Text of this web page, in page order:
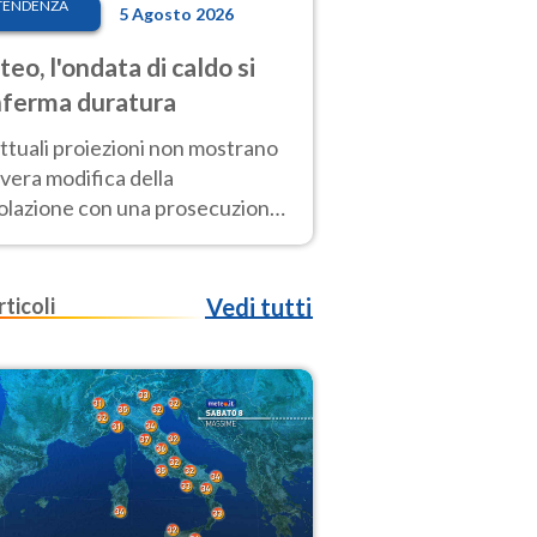
5 Agosto 2026
l'ondata di caldo si
duratura
proiezioni non mostrano
modifica della
con una prosecuzione
fuori scala per molti
Vedi tutti